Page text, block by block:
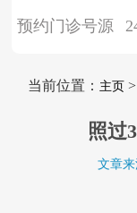
预约门诊号源
当前位置： 主页>
照过
文章